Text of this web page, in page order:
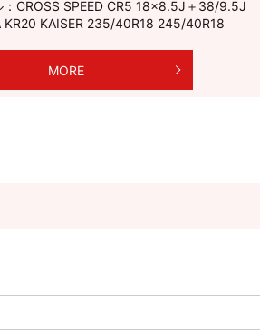
：CROSS SPEED CR5 18×8.5J＋38/9.5J
KR20 KAISER 235/40R18 245/40R18
MORE